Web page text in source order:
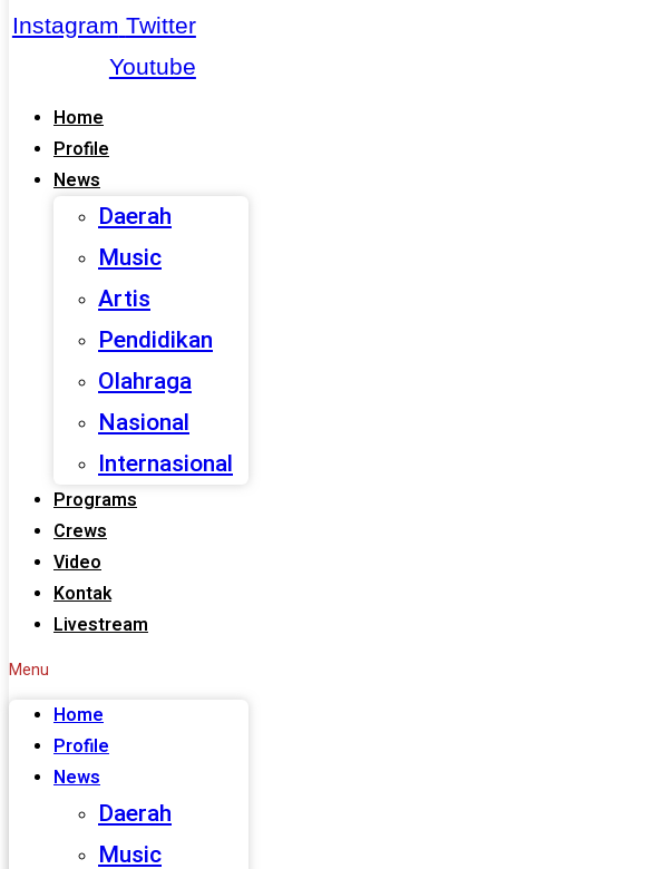
Instagram Twitter
Youtube
Home
Profile
News
Daerah
Music
Artis
Pendidikan
Olahraga
Nasional
Internasional
Programs
Crews
Video
Kontak
Livestream
Menu
Home
Profile
News
Daerah
Music